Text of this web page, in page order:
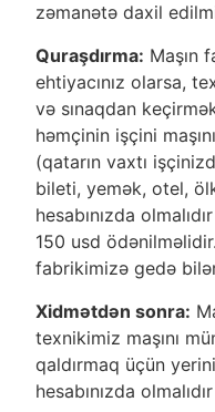
zəmanətə daxil
Quraşdırma: Maşın
ehtiyacınız olarsa,
və sınaqdan
həmçinin işçini
(qatarın vaxtı
bileti, yemək, otel,
hesabınızda
150 usd
fabrikimizə gedə
Xidmətdən sonra:
texnikimiz maşını
qaldırmaq üçün
hesabınızda